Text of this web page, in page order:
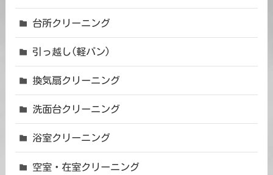
台所クリーニング
引っ越し(軽バン)
換気扇クリーニング
洗面台クリーニング
浴室クリーニング
空室・在室クリーニング